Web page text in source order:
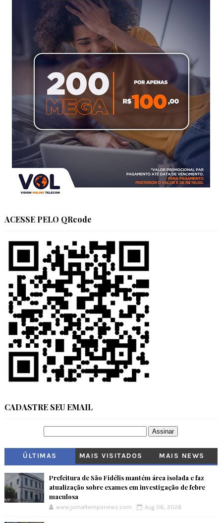
ACESSE PELO QRcode
CADASTRE SEU EMAIL
ÚLTIMAS MAIS VISITADOS MAIS NEWS
Prefeitura de São Fidélis mantém área isolada e faz
atualização sobre exames em investigação de febre
maculosa
www.jornaltemponews.com Aug 06, 2026